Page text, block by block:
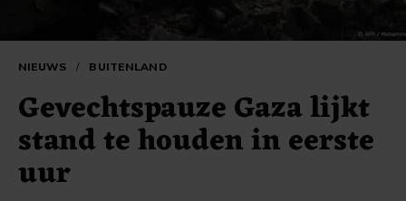
NIEUWS / BUITENLAND
Gevechtspauze Gaza lijkt
stand te houden in eerste
uur